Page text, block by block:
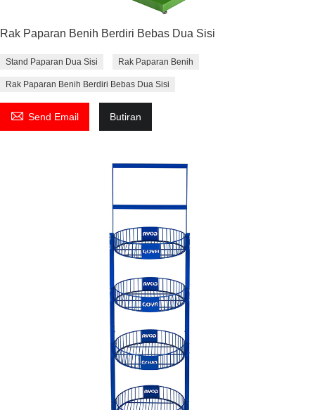
Rak Paparan Benih Berdiri Bebas Dua Sisi
Stand Paparan Dua Sisi Rak Paparan Benih
Rak Paparan Benih Berdiri Bebas Dua Sisi
 Send Email Butiran